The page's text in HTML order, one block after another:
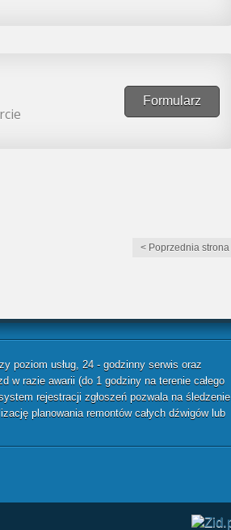
Formularz
< Poprzednia strona
poziom usług, 24 - godzinny serwis oraz
w razie awarii (do 1 godziny na terenie całego
rejestracji zgłoszeń pozwala na śledzenie
planowania remontów całych dźwigów lub